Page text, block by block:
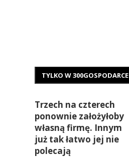
TYLKO W 300GOSPODARCE
Trzech na czterech
ponownie założyłoby
własną firmę. Innym
już tak łatwo jej nie
polecają